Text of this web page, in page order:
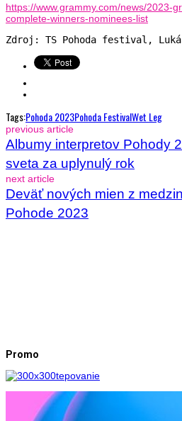
https://www.grammy.com/news/2023-
complete-winners-nominees-list
Zdroj: TS Pohoda festival,
Tags:Pohoda 2023Pohoda FestivalWet Leg
previous article
Albumy interpretov Pohody
sveta za uplynulý rok
next article
Deväť nových mien z
Pohode 2023
Promo